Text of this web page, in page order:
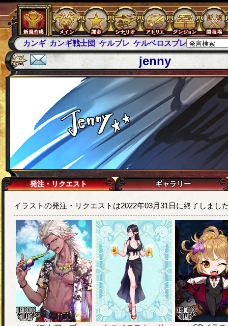
カンギ カンギ戦士団 ケルブレ ケルベロスブレイド スパ
jenny
発注・リクエスト ギャラリー
イラストの発注・リクエストは2022年03月31日に終了しまし